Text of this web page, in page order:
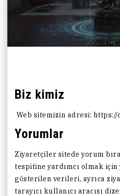
Biz kimiz
Web sitemizin adresi: https://
Yorumlar
Ziyaretçiler sitede yorum
tespitine yardımcı olmak
gösterilen verileri, ayrıca
tarayıcı kullanıcı aracısı